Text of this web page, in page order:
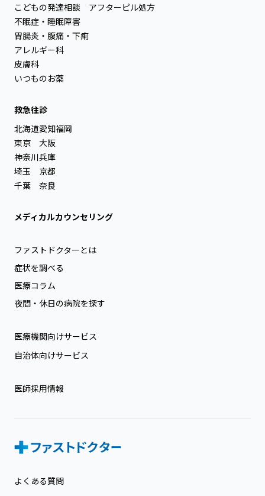
こどもの発達相談
不眠症・睡眠障害
胃腸炎・腹痛・下痢
アレルギー科
皮膚科
いつものお薬
アフターピル処方
救急往診
北海道
東京
神奈川
埼玉
千葉
愛知
大阪
兵庫
京都
奈良
福岡
メディカルカウンセリング
ファストドクターとは
症状を調べる
医療コラム
夜間・休日の病院を探す
医療機関向けサービス
自治体向けサービス
医師採用情報
よくある質問